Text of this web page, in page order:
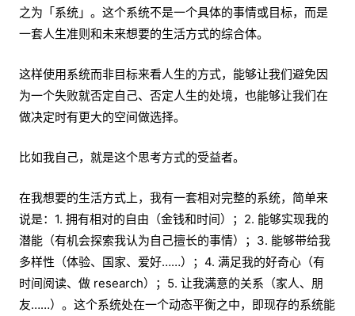
之为「系统」。这个系统不是一个具体的事情或目标，而是
一套人生准则和未来想要的生活方式的综合体。
这样使用系统而非目标来看人生的方式，能够让我们避免因
为一个失败就否定自己、否定人生的处境，也能够让我们在
做决定时有更大的空间做选择。
比如我自己，就是这个思考方式的受益者。
在我想要的生活方式上，我有一套相对完整的系统，简单来
说是：1. 拥有相对的自由（金钱和时间）；2. 能够实现我的
潜能（有机会探索我认为自己擅长的事情）；3. 能够带给我
多样性（体验、国家、爱好……）；4. 满足我的好奇心（有
时间阅读、做 research）；5. 让我满意的关系（家人、朋
友……）。这个系统处在一个动态平衡之中，即现存的系统能